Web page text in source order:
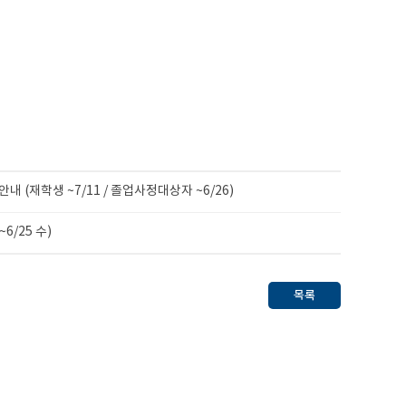
내 (재학생 ~7/11 / 졸업사정대상자 ~6/26)
25 수)
목록